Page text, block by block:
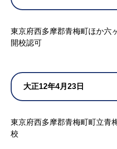
東京府西多摩郡青梅町ほか六
開校認可
大正12年4月23日
東京府西多摩郡青梅町町立青
校